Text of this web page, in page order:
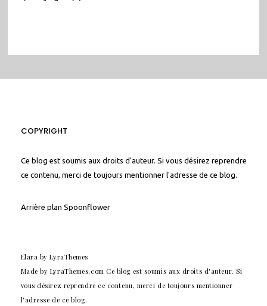
COPYRIGHT
Ce blog est soumis aux droits d'auteur. Si vous désirez reprendre
ce contenu, merci de toujours mentionner l'adresse de ce blog.
Arrière plan Spoonflower
Elara by LyraThemes
Made by LyraThemes.com Ce blog est soumis aux droits d'auteur. Si
vous désirez reprendre ce contenu, merci de toujours mentionner
l'adresse de ce blog.